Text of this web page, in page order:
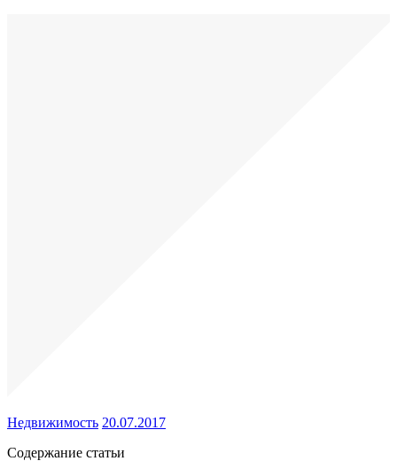
Недвижимость 20.07.2017
Содержание статьи